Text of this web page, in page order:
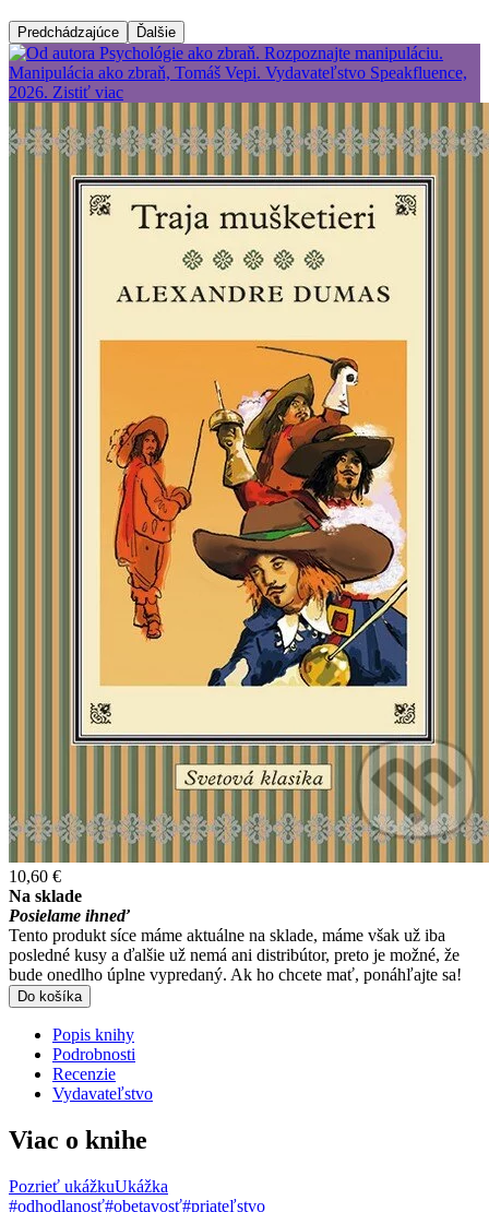
Predchádzajúce Ďalšie
10,60 €
Na sklade
Posielame ihneď
Tento produkt síce máme aktuálne na sklade, máme však už iba
posledné kusy a ďalšie už nemá ani distribútor, preto je možné, že
bude onedlho úplne vypredaný. Ak ho chcete mať, ponáhľajte sa!
Do košíka
Popis knihy
Podrobnosti
Recenzie
Vydavateľstvo
Viac o knihe
Pozrieť ukážkuUkážka
#odhodlanosť#obetavosť#priateľstvo